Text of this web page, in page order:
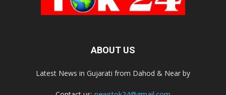
ABOUT US
Latest News in Gujarati from Dahod & Near by